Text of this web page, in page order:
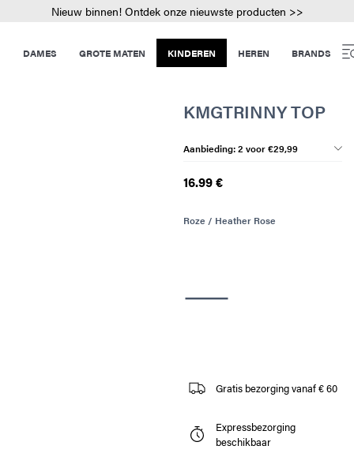
Nieuw binnen! Ontdek onze nieuwste producten >>
DAMES GROTE MATEN KINDEREN HEREN BRANDS
KMGTRINNY TOP
Aanbieding: 2 voor €29,99
16.99 €
Roze / Heather Rose
Gratis bezorging vanaf € 60
Expressbezorging
beschikbaar